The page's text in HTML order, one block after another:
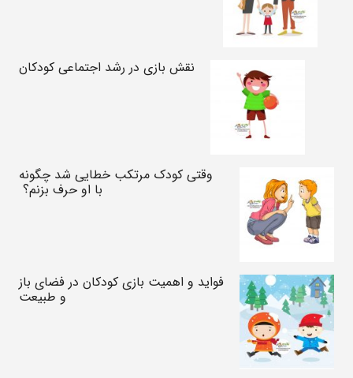
نقش بازی در رشد اجتماعی کودکان
وقتی کودک مرتکب خطایی شد چگونه
با او حرف بزنم؟
فواید و اهمیت بازی کودکان در فضای باز
و طبیعت